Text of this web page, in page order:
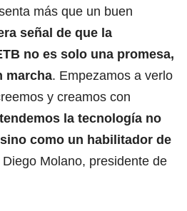
más que un buen
señal de que la
no es solo una promesa,
marcha. Empezamos a verlo
y creamos con
la tecnología no
como un habilitador de
Diego Molano, presidente de